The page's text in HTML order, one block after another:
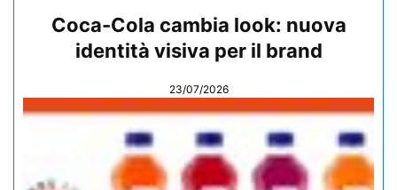
Coca-Cola cambia look: nuova
identità visiva per il brand
23/07/2026